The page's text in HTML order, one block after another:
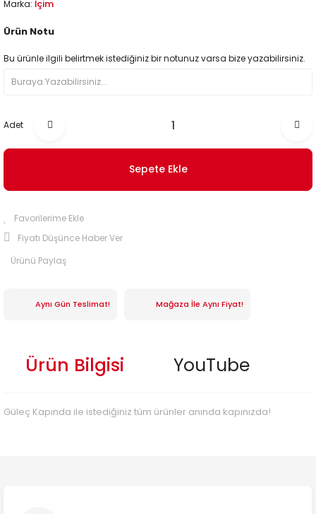
Marka: İçim
Ürün Notu
Bu ürünle ilgili belirtmek istediğiniz bir notunuz varsa bize yazabilirsiniz.
Adet
Sepete Ekle
Fiyatı Düşünce Haber Ver
Ürünü Paylaş
Aynı Gün Teslimat! Mağaza İle Aynı Fiyat!
Ürün Bilgisi YouTube
Güleç Kapında ile istediğiniz tüm ürünler anında kapınızda!